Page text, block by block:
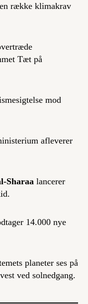
række klimakrav
Tæt på
mod
afleverer
Sharaa lancerer
14.000 nye
planeter ses på
ved solnedgang.